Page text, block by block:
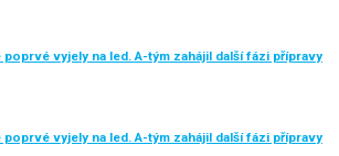
vyjely na led. A-tým zahájil další fázi přípravy
vyjely na led. A-tým zahájil další fázi přípravy